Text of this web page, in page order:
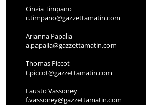
Cinzia Timpano
c.timpano@gazzettamatin.com
Arianna Papalia
a.papalia@gazzettamatin.com
Thomas Piccot
t.piccot@gazzettamatin.com
Fausto Vassoney
f.vassoney@gazzettamatin.com